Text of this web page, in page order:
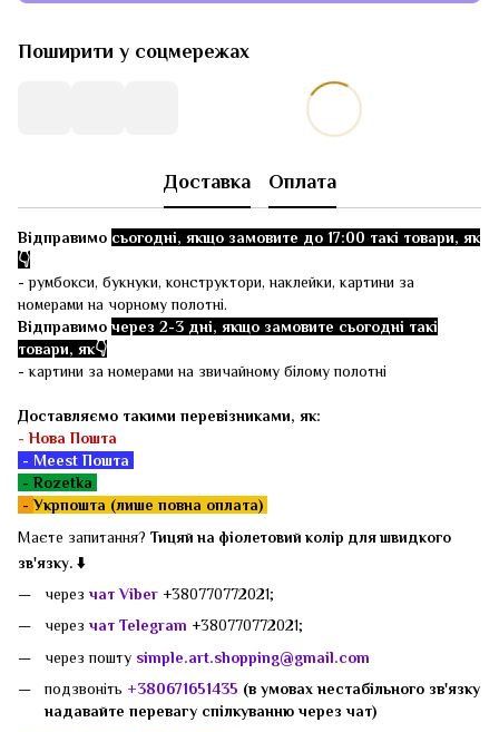
Поширити у соцмережах
Доставка Оплата
Відправимо сьогодні, якщо замовите до 17:00 такі товари, як
👇
- румбокси, букнуки, конструктори, наклейки, картини за
номерами на чорному полотні.
Відправимо через 2-3 дні, якщо замовите сьогодні такі
товари, як👇
- картини за номерами на звичайному білому полотні
Доставляємо такими перевізниками, як:
-Нова Пошта
- Meest Пошта
- Rozetka
-Укрпошта (лише повна оплата)
Маєте запитання? Тицяй на фіолетовий колір для швидкого
зв'язку. ⬇️
через чат Viber +380770772021;
через чат Telegram +380770772021;
через пошту simple.art.shopping@gmail.com
подзвоніть +380671651435 (в умовах нестабільного зв'язку
надавайте перевагу спілкуванню через чат)